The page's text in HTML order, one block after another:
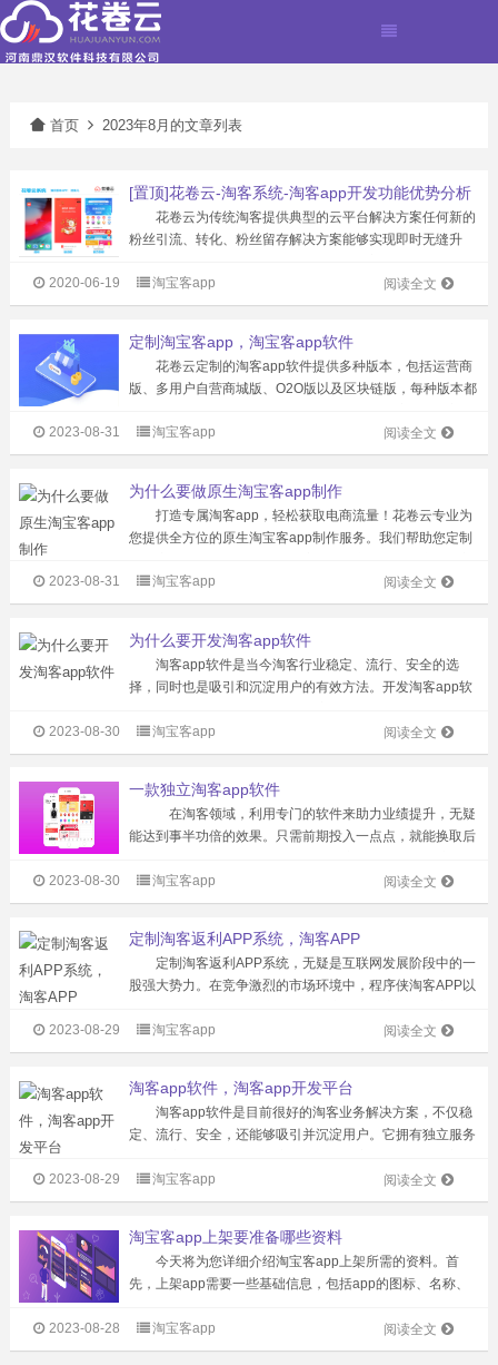
首页 2023年8月的文章列表
[置顶]花卷云-淘客系统-淘客app开发功能优势分析
花卷云为传统淘客提供典型的云平台解决方案任何新的
粉丝引流、转化、粉丝留存解决方案能够实现即时无缝升
家，注册粉丝2000万。淘客APP产品市场占有率超50%，
累计为站长创造佣金超2亿...
阅读全文
2020-06-19 淘宝客app
定制淘宝客app，淘宝客app软件
花卷云定制的淘客app软件提供多种版本，包括运营商
版、多用户自营商城版、O2O版以及区块链版，每种版本都
沉淀用户，吸引顾客再次购买，因为其不怕被封的优
势。 定制的淘客app属于自有...
阅读全文
2023-08-31 淘宝客app
为什么要做原生淘宝客app制作
打造专属淘客app，轻松获取电商流量！花卷云专业为
您提供全方位的原生淘宝客app制作服务。我们帮助您定制
式带来的流量流失。拥有自己的淘客平台，您可以更好地积
累沉淀用户，实现长期稳定的...
阅读全文
2023-08-31 淘宝客app
为什么要开发淘客app软件
淘客app软件是当今淘客行业稳定、流行、安全的选
择，同时也是吸引和沉淀用户的有效方法。开发淘客app软
以生成独立的系统，确保用户企业的安全性和功能性，同时
拥有许多自定义的效果，让您的...
阅读全文
2023-08-30 淘宝客app
一款独立淘客app软件
在淘客领域，利用专门的软件来助力业绩提升，无疑
能达到事半功倍的效果。只需前期投入一点点，就能换取后
目，功能大同小异，价格也各有高低。然而，选择一款稳定
的、功能全面的软件是至关重要的。如...
阅读全文
2023-08-30 淘宝客app
定制淘客返利APP系统，淘客APP
定制淘客返利APP系统，无疑是互联网发展阶段中的一
股强大势力。在竞争激烈的市场环境中，程序侠淘客APP以
不断拓展自营资源。对于产品来说，拥有固定数量的自身用
户不仅是未来长期发展的稳固基...
阅读全文
2023-08-29 淘宝客app
淘客app软件，淘客app开发平台
淘客app软件是目前很好的淘客业务解决方案，不仅稳
定、流行、安全，还能够吸引并沉淀用户。它拥有独立服务
以轻松打造自己的品牌，自定义装修APP首页栏目、定制导
购页面、设置商品模块，并上...
阅读全文
2023-08-29 淘宝客app
淘宝客app上架要准备哪些资料
今天将为您详细介绍淘宝客app上架所需的资料。首
先，上架app需要一些基础信息，包括app的图标、名称、
求，如在苹果商店上架需要申请苹果开发者账户，而在安卓
应用市场上架则需要申请软件著...
阅读全文
2023-08-28 淘宝客app